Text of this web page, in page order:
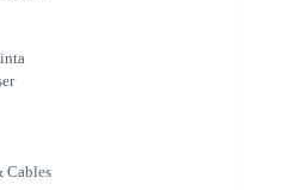
de
Cables